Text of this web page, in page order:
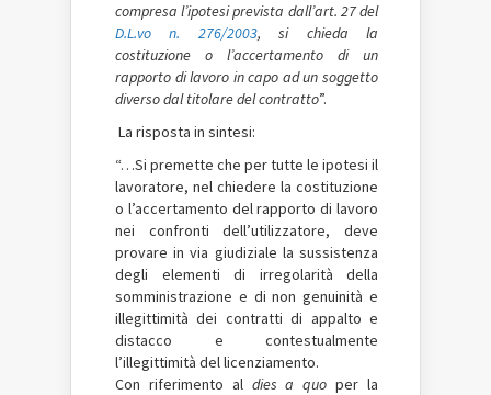
compresa l’ipotesi prevista dall’art. 27 del
D.L.vo n. 276/2003, si chieda la
costituzione o l’accertamento di un
rapporto di lavoro in capo ad un soggetto
diverso dal titolare del contratto”.
La risposta in sintesi:
“…Si premette che per tutte le ipotesi il
lavoratore, nel chiedere la costituzione
o l’accertamento del rapporto di lavoro
nei confronti dell’utilizzatore, deve
provare in via giudiziale la sussistenza
degli elementi di irregolarità della
somministrazione e di non genuinità e
illegittimità dei contratti di appalto e
distacco e contestualmente
l’illegittimità del licenziamento.
Con riferimento al dies a quo per la